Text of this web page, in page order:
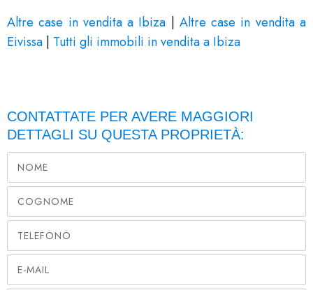
Altre case in vendita a Ibiza | Altre case in vendita a
Eivissa | Tutti gli immobili in vendita a Ibiza
CONTATTATE PER AVERE MAGGIORI
DETTAGLI SU QUESTA PROPRIETÀ: